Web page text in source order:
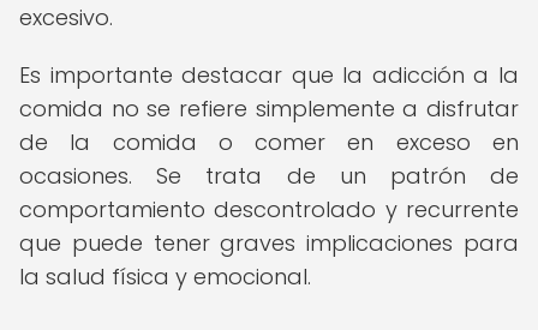
excesivo.
Es importante destacar que la adicción a la
comida no se refiere simplemente a disfrutar
de la comida o comer en exceso en
ocasiones. Se trata de un patrón de
comportamiento descontrolado y recurrente
que puede tener graves implicaciones para
la salud física y emocional.